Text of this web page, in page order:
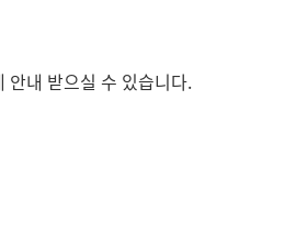
안내 받으실 수 있습니다.